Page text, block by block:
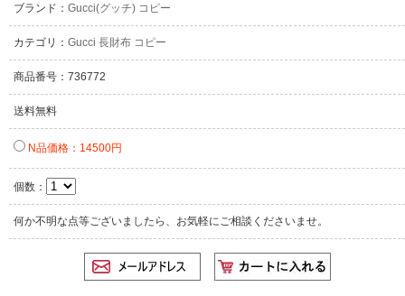
ブランド： Gucci(グッチ) コピー
カテゴリ： Gucci 長財布 コピー
商品番号：736772
送料無料
N品価格：14500円
個数：
何か不明な点等ございましたら、お気軽にご相談くださいませ。